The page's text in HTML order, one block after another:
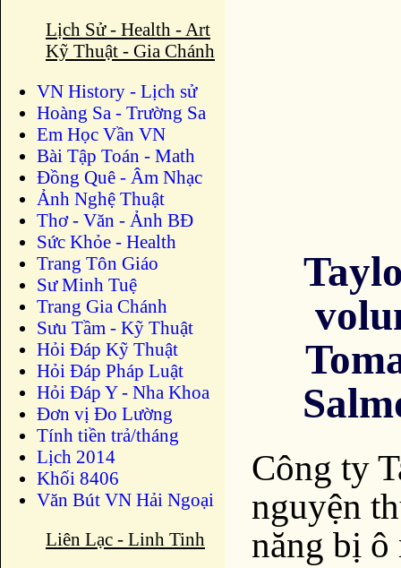
Lịch Sử - Health - Art
Kỹ Thuật - Gia Chánh
VN History - Lịch sử
Hoàng Sa - Trường Sa
Em Học Vần VN
Bài Tập Toán - Math
Đồng Quê - Âm Nhạc
Ảnh Nghệ Thuật
Thơ - Văn - Ảnh BĐ
Sức Khỏe - Health
Trang Tôn Giáo
Sư Minh Tuệ
Trang Gia Chánh
Sưu Tầm - Kỹ Thuật
Hỏi Đáp Kỹ Thuật
Hỏi Đáp Pháp Luật
Hỏi Đáp Y - Nha Khoa
Đơn vị Đo Lường
Tính tiền trả/tháng
Lịch 2014
Khối 8406
Văn Bút VN Hải Ngoại
Liên Lạc - Linh Tinh
Công ty
nguyện
năng bị